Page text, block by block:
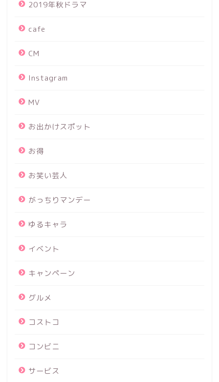
2019年秋ドラマ
cafe
CM
Instagram
MV
お出かけスポット
お得
お笑い芸人
がっちりマンデー
ゆるキャラ
イベント
キャンペーン
グルメ
コストコ
コンビニ
サービス